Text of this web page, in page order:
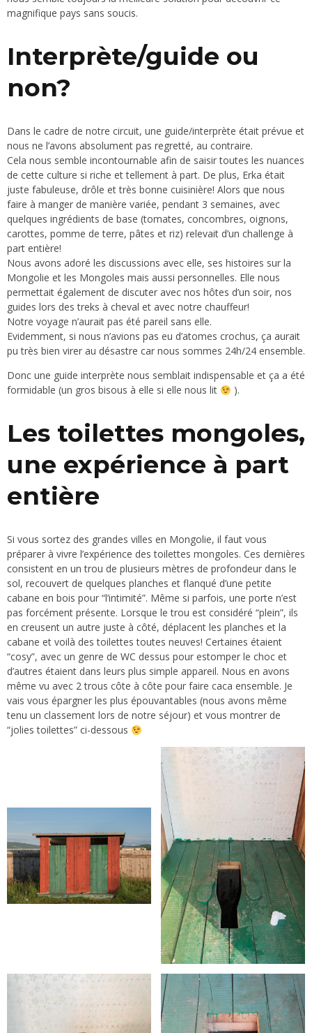
magnifique pays sans soucis.
Interprète/guide ou
non?
Dans le cadre de notre circuit, une guide/interprète était prévue et
nous ne l’avons absolument pas regretté, au contraire.
Cela nous semble incontournable afin de saisir toutes les nuances
de cette culture si riche et tellement à part. De plus, Erka était
juste fabuleuse, drôle et très bonne cuisinière! Alors que nous
faire à manger de manière variée, pendant 3 semaines, avec
quelques ingrédients de base (tomates, concombres, oignons,
carottes, pomme de terre, pâtes et riz) relevait d’un challenge à
part entière!
Nous avons adoré les discussions avec elle, ses histoires sur la
Mongolie et les Mongoles mais aussi personnelles. Elle nous
permettait également de discuter avec nos hôtes d’un soir, nos
guides lors des treks à cheval et avec notre chauffeur!
Notre voyage n’aurait pas été pareil sans elle.
Evidemment, si nous n’avions pas eu d’atomes crochus, ça aurait
pu très bien virer au désastre car nous sommes 24h/24 ensemble.
Donc une guide interprète nous semblait indispensable et ça a été
formidable (un gros bisous à elle si elle nous lit
).
Les toilettes mongoles,
une expérience à part
entière
Si vous sortez des grandes villes en Mongolie, il faut vous
préparer à vivre l’expérience des toilettes mongoles. Ces dernières
consistent en un trou de plusieurs mètres de profondeur dans le
sol, recouvert de quelques planches et flanqué d’une petite
cabane en bois pour “l’intimité”. Même si parfois, une porte n’est
pas forcément présente. Lorsque le trou est considéré “plein”, ils
en creusent un autre juste à côté, déplacent les planches et la
cabane et voilà des toilettes toutes neuves! Certaines étaient
“cosy”, avec un genre de WC dessus pour estomper le choc et
d’autres étaient dans leurs plus simple appareil. Nous en avons
même vu avec 2 trous côte à côte pour faire caca ensemble. Je
vais vous épargner les plus épouvantables (nous avons même
tenu un classement lors de notre séjour) et vous montrer de
“jolies toilettes” ci-dessous